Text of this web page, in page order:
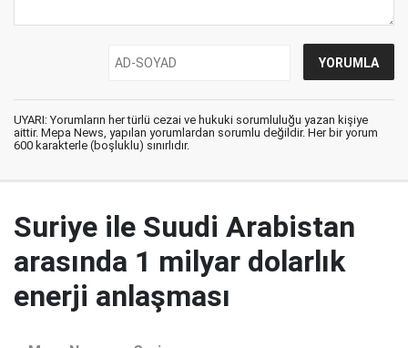
UYARI: Yorumların her türlü cezai ve hukuki sorumluluğu yazan kişiye
aittir. Mepa News, yapılan yorumlardan sorumlu değildir. Her bir yorum
600 karakterle (boşluklu) sınırlıdır.
Suriye ile Suudi Arabistan
arasında 1 milyar dolarlık
enerji anlaşması